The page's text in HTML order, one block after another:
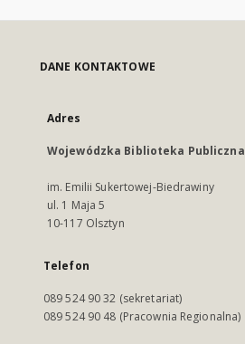
DANE KONTAKTOWE
Adres
Wojewódzka Biblioteka Publiczna
im. Emilii Sukertowej-Biedrawiny
ul. 1 Maja 5
10-117 Olsztyn
Telefon
089 524 90 32 (sekretariat)
089 524 90 48 (Pracownia Regionalna)